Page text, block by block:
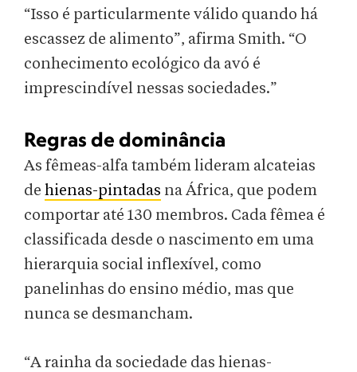
“Isso é particularmente válido quando há
escassez de alimento”, afirma Smith. “O
conhecimento ecológico da avó é
imprescindível nessas sociedades.”
Regras de dominância
As fêmeas-alfa também lideram alcateias
de hienas-pintadas na África, que podem
comportar até 130 membros. Cada fêmea é
classificada desde o nascimento em uma
hierarquia social inflexível, como
panelinhas do ensino médio, mas que
nunca se desmancham.
“A rainha da sociedade das hienas-